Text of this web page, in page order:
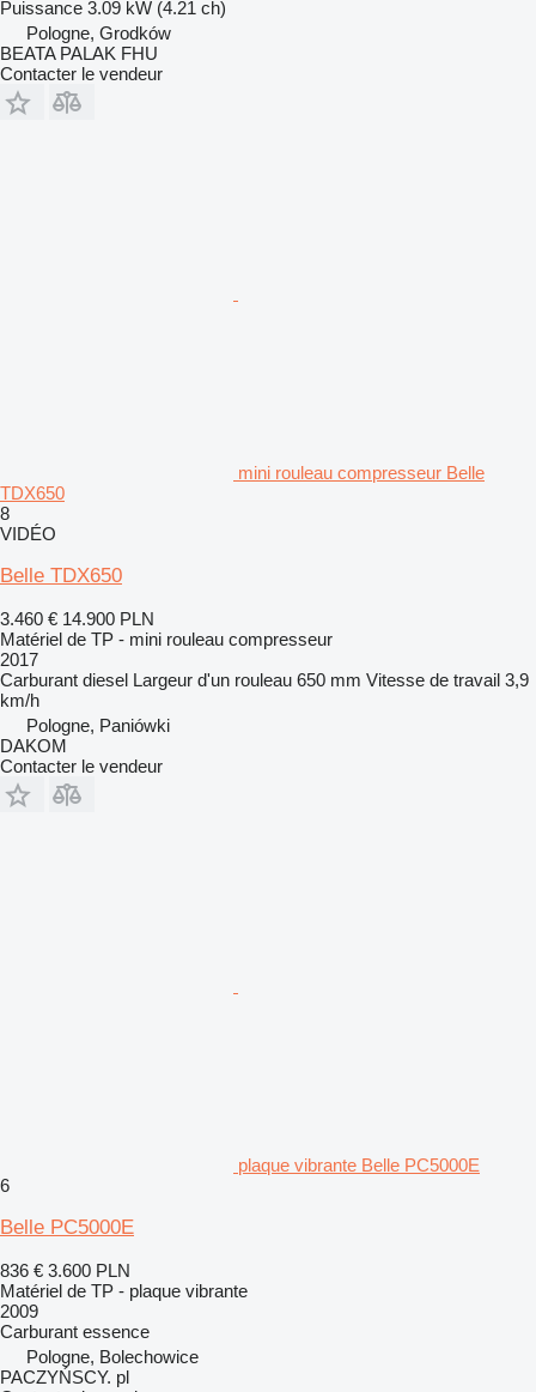
Puissance 3.09 kW (4.21 ch)
Pologne, Grodków
BEATA PALAK FHU
Contacter le vendeur
mini rouleau compresseur Belle
TDX650
8
VIDÉO
Belle TDX650
3.460 € 14.900 PLN
Matériel de TP - mini rouleau compresseur
2017
Carburant diesel Largeur d'un rouleau 650 mm Vitesse de travail 3,9
km/h
Pologne, Paniówki
DAKOM
Contacter le vendeur
plaque vibrante Belle PC5000E
6
Belle PC5000E
836 € 3.600 PLN
Matériel de TP - plaque vibrante
2009
Carburant essence
Pologne, Bolechowice
PACZYŃSCY. pl